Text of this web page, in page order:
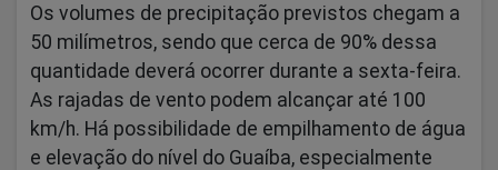
Os volumes de precipitação previstos chegam a
50 milímetros, sendo que cerca de 90% dessa
quantidade deverá ocorrer durante a sexta-feira.
As rajadas de vento podem alcançar até 100
km/h. Há possibilidade de empilhamento de água
e elevação do nível do Guaíba, especialmente